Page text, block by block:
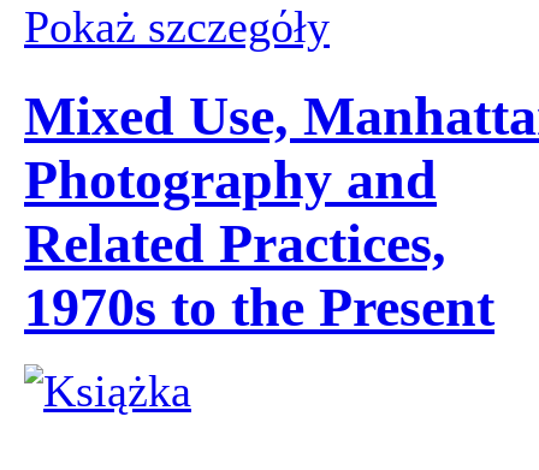
Pokaż szczegόły
Mixed Use,
Photography and
Related Practices,
1970s to the Present